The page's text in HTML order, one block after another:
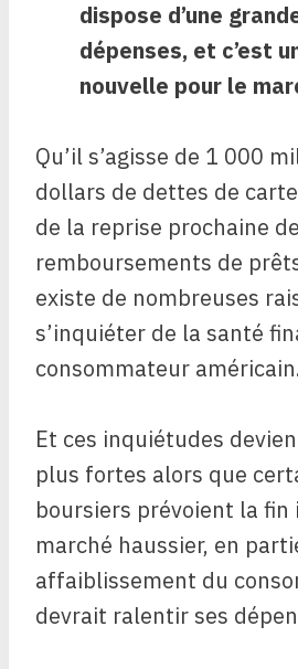
dispose d’une
dépenses, et c’est
nouvelle pour le
Qu’il s’agisse de 1 000
dollars de dettes de
de la reprise prochaine
remboursements de
existe de nombreuses
s’inquiéter de la santé
consommateur
Et ces inquiétudes
plus fortes alors que
boursiers prévoient la
marché haussier, en
affaiblissement du
devrait ralentir ses